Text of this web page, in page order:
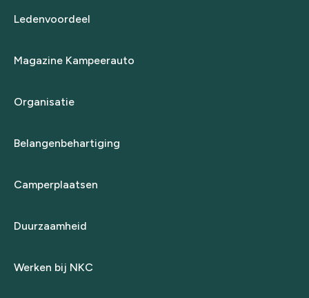
Ledenvoordeel
Magazine Kampeerauto
Organisatie
Belangenbehartiging
Camperplaatsen
Duurzaamheid
Werken bij NKC